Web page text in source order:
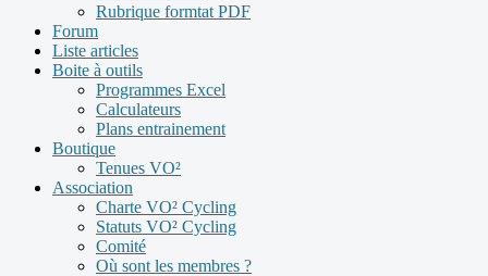
Rubrique formtat PDF
Forum
Liste articles
Boite à outils
Programmes Excel
Calculateurs
Plans entrainement
Boutique
Tenues VO²
Association
Charte VO² Cycling
Statuts VO² Cycling
Comité
Où sont les membres ?